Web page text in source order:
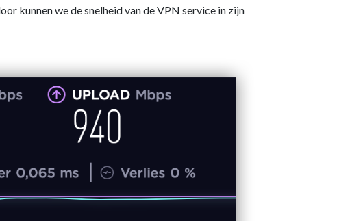
kunnen we de snelheid van de VPN service in zijn